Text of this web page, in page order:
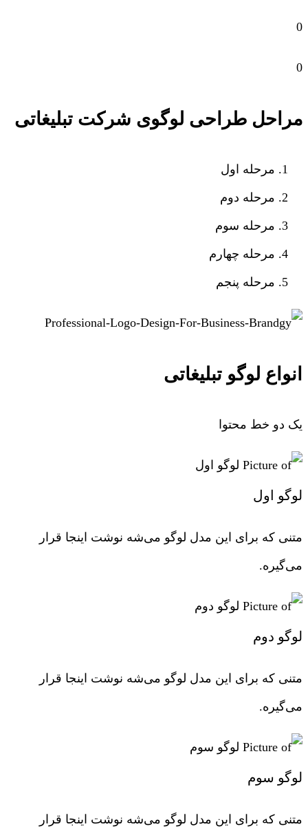
0
0
مراحل طراحی لوگوی شرکت تبلیغاتی
مرحله اول
مرحله دوم
مرحله سوم
مرحله چهارم
مرحله پنجم
انواع لوگو تبلیغاتی
یک دو خط محتوا
لوگو اول
متنی که برای این مدل لوگو می‌شه نوشت اینجا قرار
می‌گیره.
لوگو دوم
متنی که برای این مدل لوگو می‌شه نوشت اینجا قرار
می‌گیره.
لوگو سوم
متنی که برای این مدل لوگو می‌شه نوشت اینجا قرار